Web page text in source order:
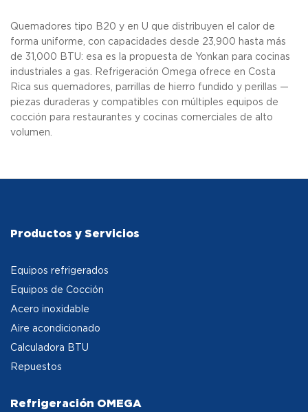
Quemadores tipo B20 y en U que distribuyen el calor de
forma uniforme, con capacidades desde 23,900 hasta más
de 31,000 BTU: esa es la propuesta de Yonkan para cocinas
industriales a gas. Refrigeración Omega ofrece en Costa
Rica sus quemadores, parrillas de hierro fundido y perillas —
piezas duraderas y compatibles con múltiples equipos de
cocción para restaurantes y cocinas comerciales de alto
volumen.
Productos y Servicios
Equipos refrigerados
Equipos de Cocción
Acero inoxidable
Aire acondicionado
Calculadora BTU
Repuestos
Refrigeración OMEGA